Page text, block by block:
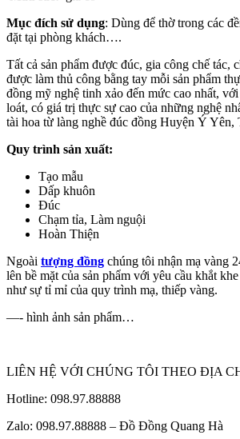
Mục đích sử dụng: Dùng để thờ trong các
đặt tại phòng khách….
Tất cả sản phẩm được đúc, gia công chế tác,
được làm thủ công bằng tay mỗi sản phẩm
đồng mỹ nghệ tinh xảo đến mức cao nhất,
loát, có giá trị thực sự cao của những nghệ
tài hoa từ làng nghề đúc đồng Huyện Ý
Quy trình sản xuất:
Tạo mẫu
Dấp khuôn
Đúc
Chạm tỉa, Làm nguội
Hoàn Thiện
Ngoài tượng đồng chúng tôi nhận mạ vàng
lên bề mặt của sản phẩm với yêu cầu khắt
như sự tỉ mỉ của quy trình mạ, thiếp vàng.
—- hình ảnh sản phẩm…
LIÊN HỆ VỚI CHÚNG TÔI THEO ĐỊA
Hotline: 098.97.88888
Zalo: 098.97.88888 – Đồ Đồng Quang Hà